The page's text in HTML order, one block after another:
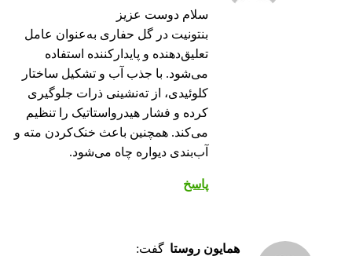
سلام دوست عزیز
بنتونیت در گل حفاری به‌عنوان عامل
تعلیق‌دهنده و پایدارکننده استفاده
می‌شود. با جذب آب و تشکیل ساختار
کلوئیدی، از ته‌نشینی ذرات جلوگیری
کرده و فشار هیدرواستاتیک را تنظیم
می‌کند. همچنین باعث خنک‌کردن مته و
آب‌بندی دیواره چاه می‌شود.
پاسخ
همایون روستا گفت: